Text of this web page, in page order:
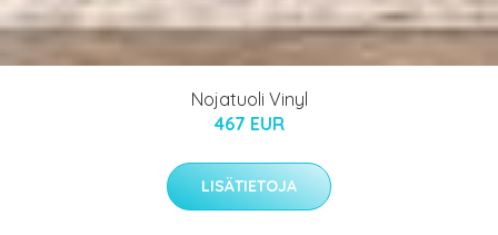
Nojatuoli Vinyl
467 EUR
LISÄTIETOJA